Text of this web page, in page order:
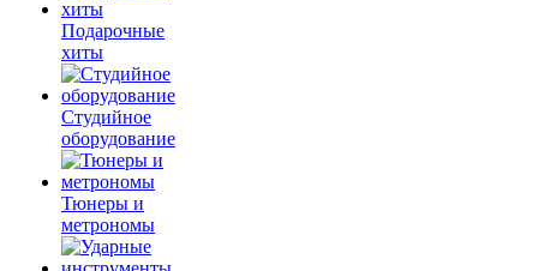
Подарочные
хиты
Студийное
оборудование
Тюнеры и
метрономы